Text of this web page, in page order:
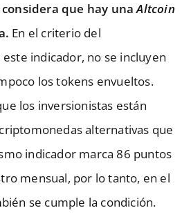
considera que hay unaAltcoin
En el criterio del
indicador, no se incluyen
los tokens envueltos.
los inversionistas están
alternativas que
indicador marca 86 puntos
mensual, por lo tanto, en el
se cumple la condición.